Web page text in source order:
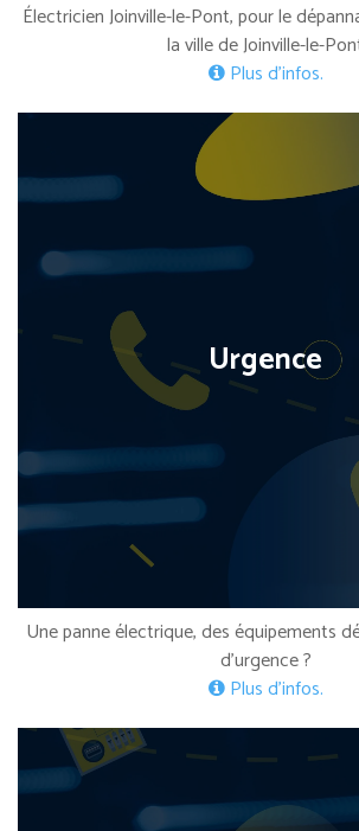
Électricien Joinville-le-Pont, pour le
la ville de Joinville-le-
Plus d’infos.
Urgence
Une panne électrique, des équipements
d’urgence ?
Plus d’infos.